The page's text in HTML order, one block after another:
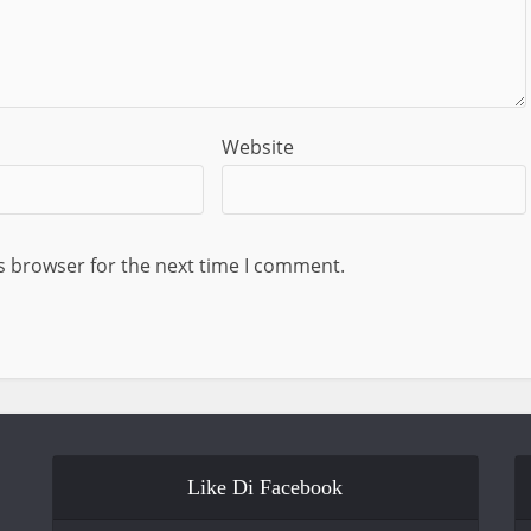
Website
browser for the next time I comment.
Like Di Facebook